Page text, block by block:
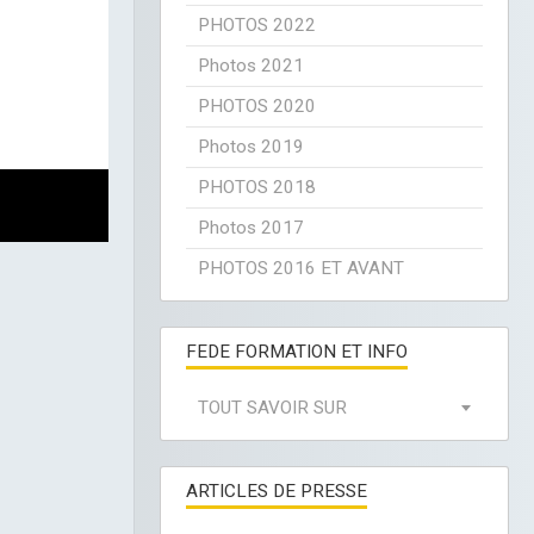
PHOTOS 2022
Photos 2021
PHOTOS 2020
Photos 2019
PHOTOS 2018
Photos 2017
PHOTOS 2016 ET AVANT
FEDE FORMATION ET INFO
TOUT SAVOIR SUR
ARTICLES DE PRESSE